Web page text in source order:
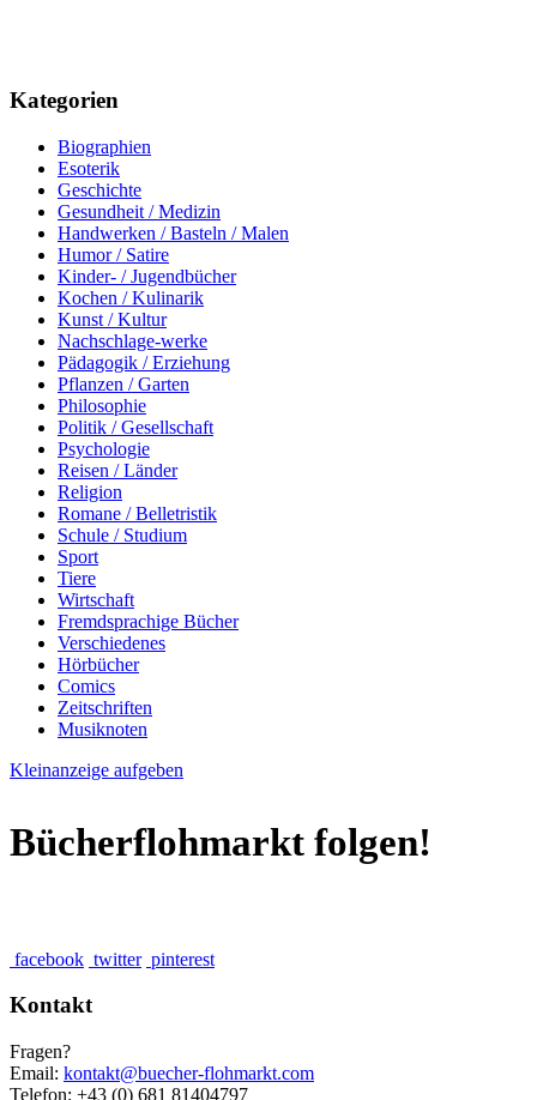
Kategorien
Biographien
Esoterik
Geschichte
Gesundheit / Medizin
Handwerken / Basteln / Malen
Humor / Satire
Kinder- / Jugendbücher
Kochen / Kulinarik
Kunst / Kultur
Nachschlage-werke
Pädagogik / Erziehung
Pflanzen / Garten
Philosophie
Politik / Gesellschaft
Psychologie
Reisen / Länder
Religion
Romane / Belletristik
Schule / Studium
Sport
Tiere
Wirtschaft
Fremdsprachige Bücher
Verschiedenes
Hörbücher
Comics
Zeitschriften
Musiknoten
Kleinanzeige aufgeben
Bücherflohmarkt folgen!
facebook twitter pinterest
Kontakt
Fragen?
Email: kontakt@buecher-flohmarkt.com
Telefon: +43 (0) 681 81404797